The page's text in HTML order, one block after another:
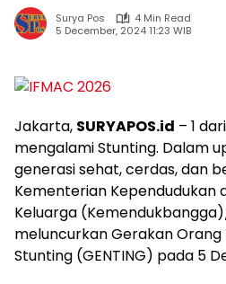
Surya Pos
4 Min Read
5 December, 2024 11:23 WIB
Jakarta, SURYAPOS.id – 1
mengalami Stunting. Dalam
generasi sehat, cerdas, dan
Kementerian Kependudukan
Keluarga
meluncurkan Gerakan Orang
Stunting (GENTING) pada 5